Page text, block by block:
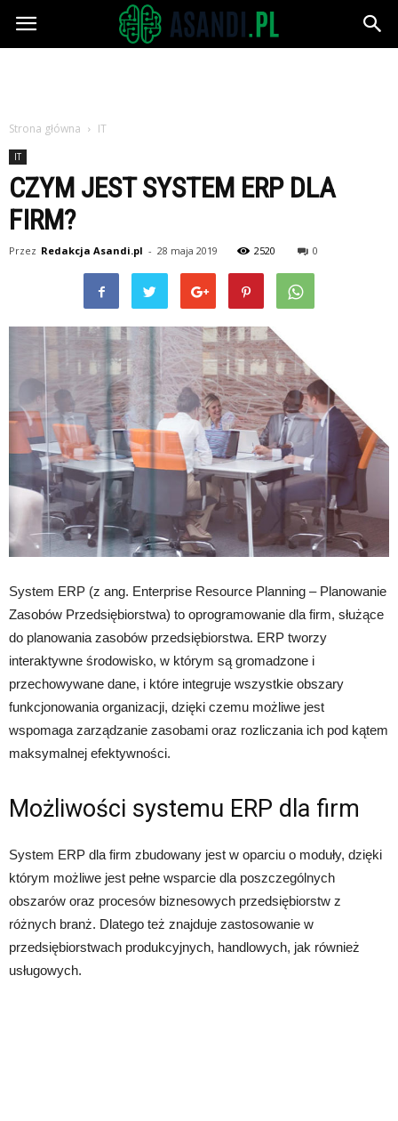
Asandi.pl
Strona główna IT
IT
CZYM JEST SYSTEM ERP DLA
FIRM?
Przez Redakcja Asandi.pl - 28 maja 2019 2520 0
System ERP (z ang. Enterprise Resource Planning – Planowanie
Zasobów Przedsiębiorstwa) to oprogramowanie dla firm, służące
do planowania zasobów przedsiębiorstwa. ERP tworzy
interaktywne środowisko, w którym są gromadzone i
przechowywane dane, i które integruje wszystkie obszary
funkcjonowania organizacji, dzięki czemu możliwe jest
wspomaga zarządzanie zasobami oraz rozliczania ich pod kątem
maksymalnej efektywności.
Możliwości systemu ERP dla firm
System ERP dla firm zbudowany jest w oparciu o moduły, dzięki
którym możliwe jest pełne wsparcie dla poszczególnych
obszarów oraz procesów biznesowych przedsiębiorstw z
różnych branż. Dlatego też znajduje zastosowanie w
przedsiębiorstwach produkcyjnych, handlowych, jak również
usługowych.